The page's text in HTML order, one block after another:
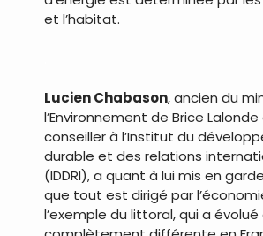
et l’habitat.
Lucien Chabason, ancien du
l’Environnement de Brice
conseiller à l’Institut du
durable et des relations
(IDDRI), a quant à lui mis en
que tout est dirigé par
l’exemple du littoral, qui a